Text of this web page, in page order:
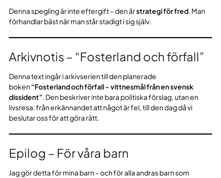
Denna spegling är inte eftergift – den ärstrategi för fred. Man
förhandlar bäst när man står stadigt i sig själv.
Arkivnotis – “Fosterland och förfall”
Denna text ingår i arkivserien till den planerade
boken“Fosterland och förfall – vittnesmål från en svensk
dissident”. Den beskriver inte bara politiska förslag, utan en
livsresa: från erkännandet att något är fel, till den dag då vi
beslutar oss för att göra rätt.
Epilog – För våra barn
Jag gör detta för mina barn – och för alla andras barn som